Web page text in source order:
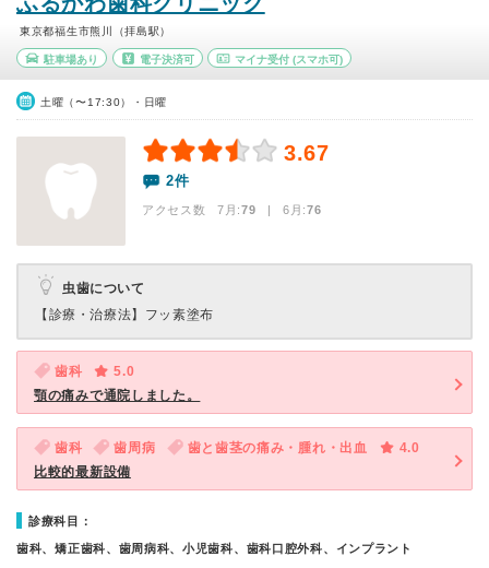
東京都福生市熊川（拝島駅）
駐車場あり 電子決済可 マイナ受付 (スマホ可)
土曜（〜17:30）・日曜
3.67
2件
アクセス数 7月:79 | 6月:76
虫歯について
【診療・治療法】 フッ素塗布
歯科
5.0
顎の痛みで通院しました。
歯科 歯周病 歯と歯茎の痛み・腫れ・出血
4.0
比較的最新設備
診療科目：
歯科、矯正歯科、歯周病科、小児歯科、歯科口腔外科、インプラント